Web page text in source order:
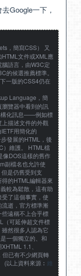
Google一下，
，簡寫CSS） 又
文件或XML應
語言，由W3C定
的候選推薦標準。
一版的CSS4仍在
Language，簡
覽器中看到的訊
構化訊息——例如標
描述文件的外觀
用簡化的
發展的HTML，後
）維護。 HTML檔
像DOS這樣的舊作
副檔名也允許使
是仍舊受到支
的HTML編輯器來
較為鬆散，這有助
了這個事實，使
逝，官方標準漸
遠稱不上合乎標
（可延伸超文件標
然很多人認為它
一個獨立的、和
1.1、
已有不少網頁轉
(以上資料來源︰ 維